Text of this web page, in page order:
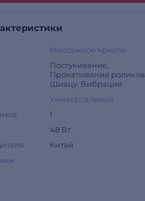
Массажное кресло
Постукивание,
Прокатывание роликов,
Шиацу, Вибрация
Универсальный
1
48 Вт
Китай